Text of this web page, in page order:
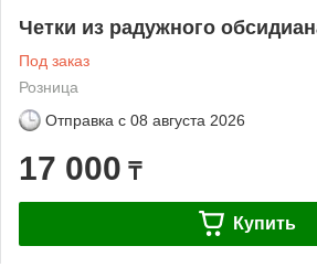
Четки из радужного
Под заказ
Розница
Отправка с 08 августа 2026
17 000 ₸
Купить